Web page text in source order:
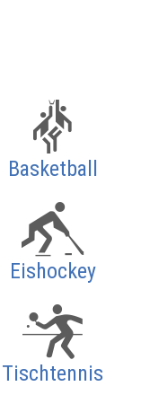
Basketball
Eishockey
Tischtennis